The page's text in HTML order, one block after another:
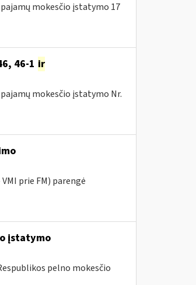
mokesčio įstatymo 17
46-1 ir
mokesčio įstatymo Nr.
prie FM) parengė
įstatymo
pelno mokesčio